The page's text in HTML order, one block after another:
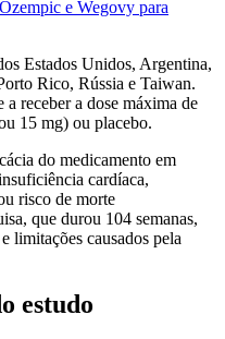
e Wegovy para
Estados Unidos, Argentina,
Rico, Rússia e Taiwan.
receber a dose máxima de
15 mg) ou placebo.
do medicamento em
cardíaca,
risco de morte
que durou 104 semanas,
limitações causados pela
estudo